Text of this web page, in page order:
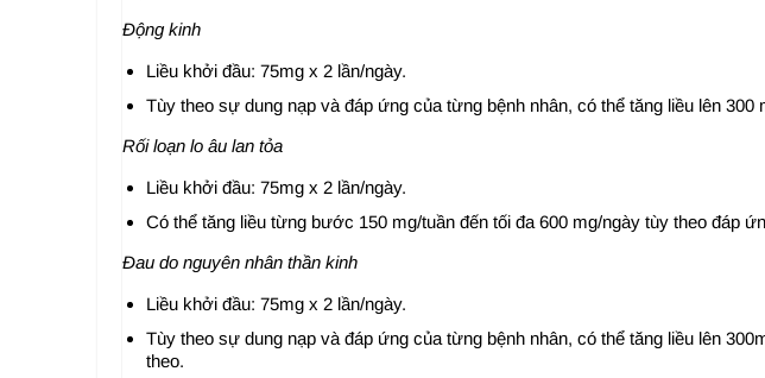
Động kinh
Liều khởi đầu: 75mg x 2 lần/ngày.
Tùy theo sự dung nạp và đáp ứng của từng bệnh nhân, có thể tăng liều lên
Rối loạn lo âu lan tỏa
Liều khởi đầu: 75mg x 2 lần/ngày.
Có thể tăng liều từng bước 150 mg/tuần đến tối đa 600 mg/ngày tùy theo đáp
Đau do nguyên nhân thần kinh
Liều khởi đầu: 75mg x 2 lần/ngày.
Tùy theo sự dung nạp và đáp ứng của từng bệnh nhân, có thể tăng liều lên
theo.